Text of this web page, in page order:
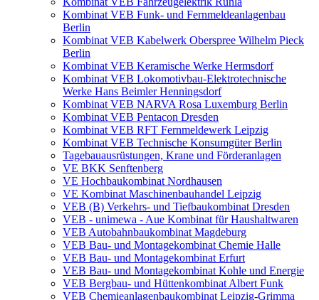
Kombinat VEB Funk- und Fernmeldeanlagenbau
Berlin
Kombinat VEB Kabelwerk Oberspree Wilhelm Pieck
Berlin
Kombinat VEB Keramische Werke Hermsdorf
Kombinat VEB Lokomotivbau-Elektrotechnische
Werke Hans Beimler Henningsdorf
Kombinat VEB NARVA Rosa Luxemburg Berlin
Kombinat VEB Pentacon Dresden
Kombinat VEB RFT Fernmeldewerk Leipzig
Kombinat VEB Technische Konsumgüter Berlin
Tagebauausrüstungen, Krane und Förderanlagen
VE BKK Senftenberg
VE Hochbaukombinat Nordhausen
VE Kombinat Maschinenbauhandel Leipzig
VEB (B) Verkehrs- und Tiefbaukombinat Dresden
VEB - unimewa - Aue Kombinat für Haushaltwaren
VEB Autobahnbaukombinat Magdeburg
VEB Bau- und Montagekombinat Chemie Halle
VEB Bau- und Montagekombinat Erfurt
VEB Bau- und Montagekombinat Kohle und Energie
VEB Bergbau- und Hüttenkombinat Albert Funk
VEB Chemieanlagenbaukombinat Leipzig-Grimma